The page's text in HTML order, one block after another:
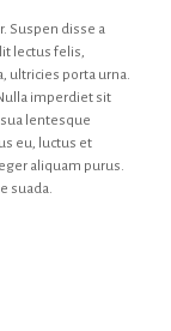
Suspen disse a
lectus felis,
ultricies porta urna.
imperdiet sit
lentesque
eu, luctus et
aliquam purus.
suada.